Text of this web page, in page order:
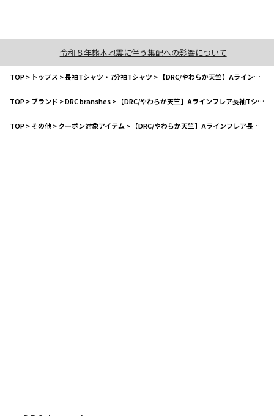
令和８年熊本地震に伴う集配への影響について
TOP> トップス >長袖Tシャツ・7分袖Tシャツ > 【DRC/やわらか天竺】Aラインフレア長袖Tシャツ
TOP>ブランド >DRC branshes> 【DRC/やわらか天竺】Aラインフレア長袖Tシャツ
TOP>その他>クーポン対象アイテム > 【DRC/やわらか天竺】Aラインフレア長袖Tシャツ